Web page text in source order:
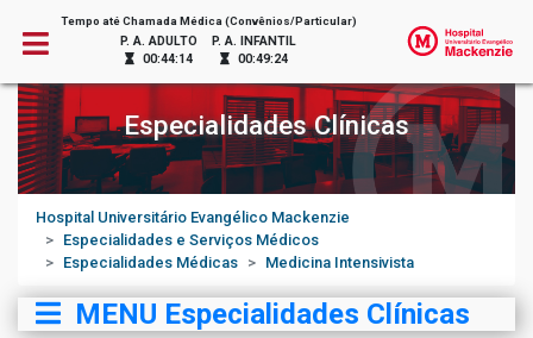
Tempo até Chamada Médica (Convênios/Particular)
P. A. ADULTO
00:44:14
P. A. INFANTIL
00:49:24
Especialidades Clínicas
Hospital Universitário Evangélico Mackenzie
Especialidades e Serviços Médicos
Especialidades Médicas
Medicina Intensivista
MENU Especialidades Clínicas